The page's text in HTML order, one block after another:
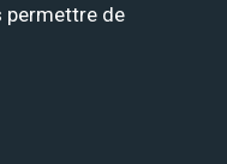
permettre de